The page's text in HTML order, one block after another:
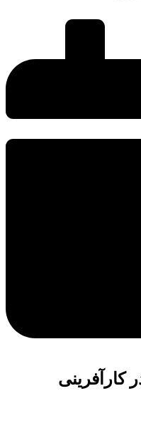
کارآفرینی